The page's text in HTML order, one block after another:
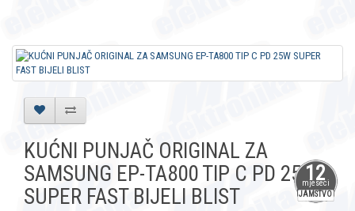
12
mjeseci
JAMSTVO
KUĆNI PUNJAČ ORIGINAL ZA
SAMSUNG EP-TA800 TIP C PD 25W
SUPER FAST BIJELI BLIST